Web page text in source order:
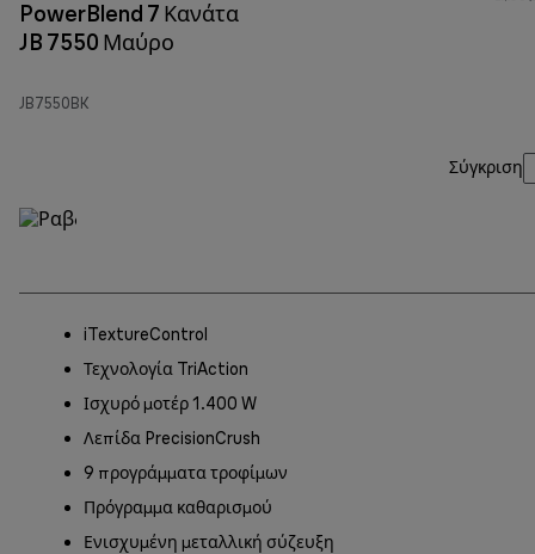
PowerBlend 7 Κανάτα
JB 7550 Μαύρο
JB7550BK
Σύγκριση
iTextureControl
Τεχνολογία TriAction
Ισχυρό μοτέρ 1.400 W
Λεπίδα PrecisionCrush
9 προγράμματα τροφίμων
Πρόγραμμα καθαρισμού
Ενισχυμένη μεταλλική σύζευξη